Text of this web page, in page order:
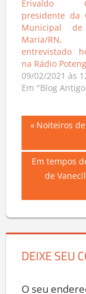
Erivaldo
presidente da
Municipal
Maria/
entrevistado
na Rádio
09/02/2021 às
Em "Blog
de
Post
Previous
Noiteiros
Next
Post:
Em tempos
de
DEIXE SEU